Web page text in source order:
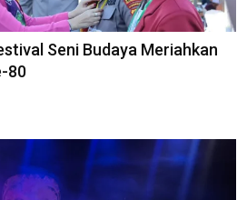
Seni Budaya Meriahkan
80